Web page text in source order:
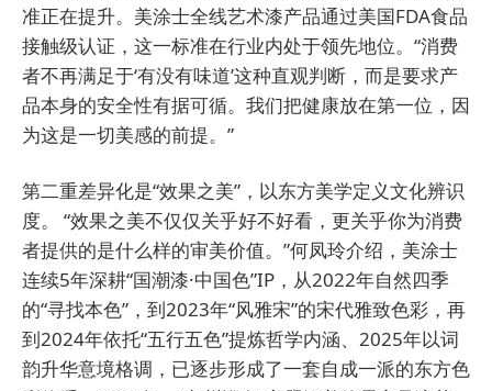
准正在提升。美涂士全线艺术漆产品通过美国FDA食品
接触级认证，这一标准在行业内处于领先地位。“消费
者不再满足于‘有没有味道’这种直观判断，而是要求产
品本身的安全性有据可循。我们把健康放在第一位，因
为这是一切美感的前提。”
第二重差异化是“效果之美”，以东方美学定义文化辨识
度。 “效果之美不仅仅关乎好不好看，更关乎你为消费
者提供的是什么样的审美价值。”何凤玲介绍，美涂士
连续5年深耕“国潮漆·中国色”IP，从2022年自然四季
的“寻找本色”，到2023年“风雅宋”的宋代雅致色彩，再
到2024年依托“五行五色”提炼哲学内涵、2025年以词
韵升华意境格调，已逐步形成了一套自成一派的东方色